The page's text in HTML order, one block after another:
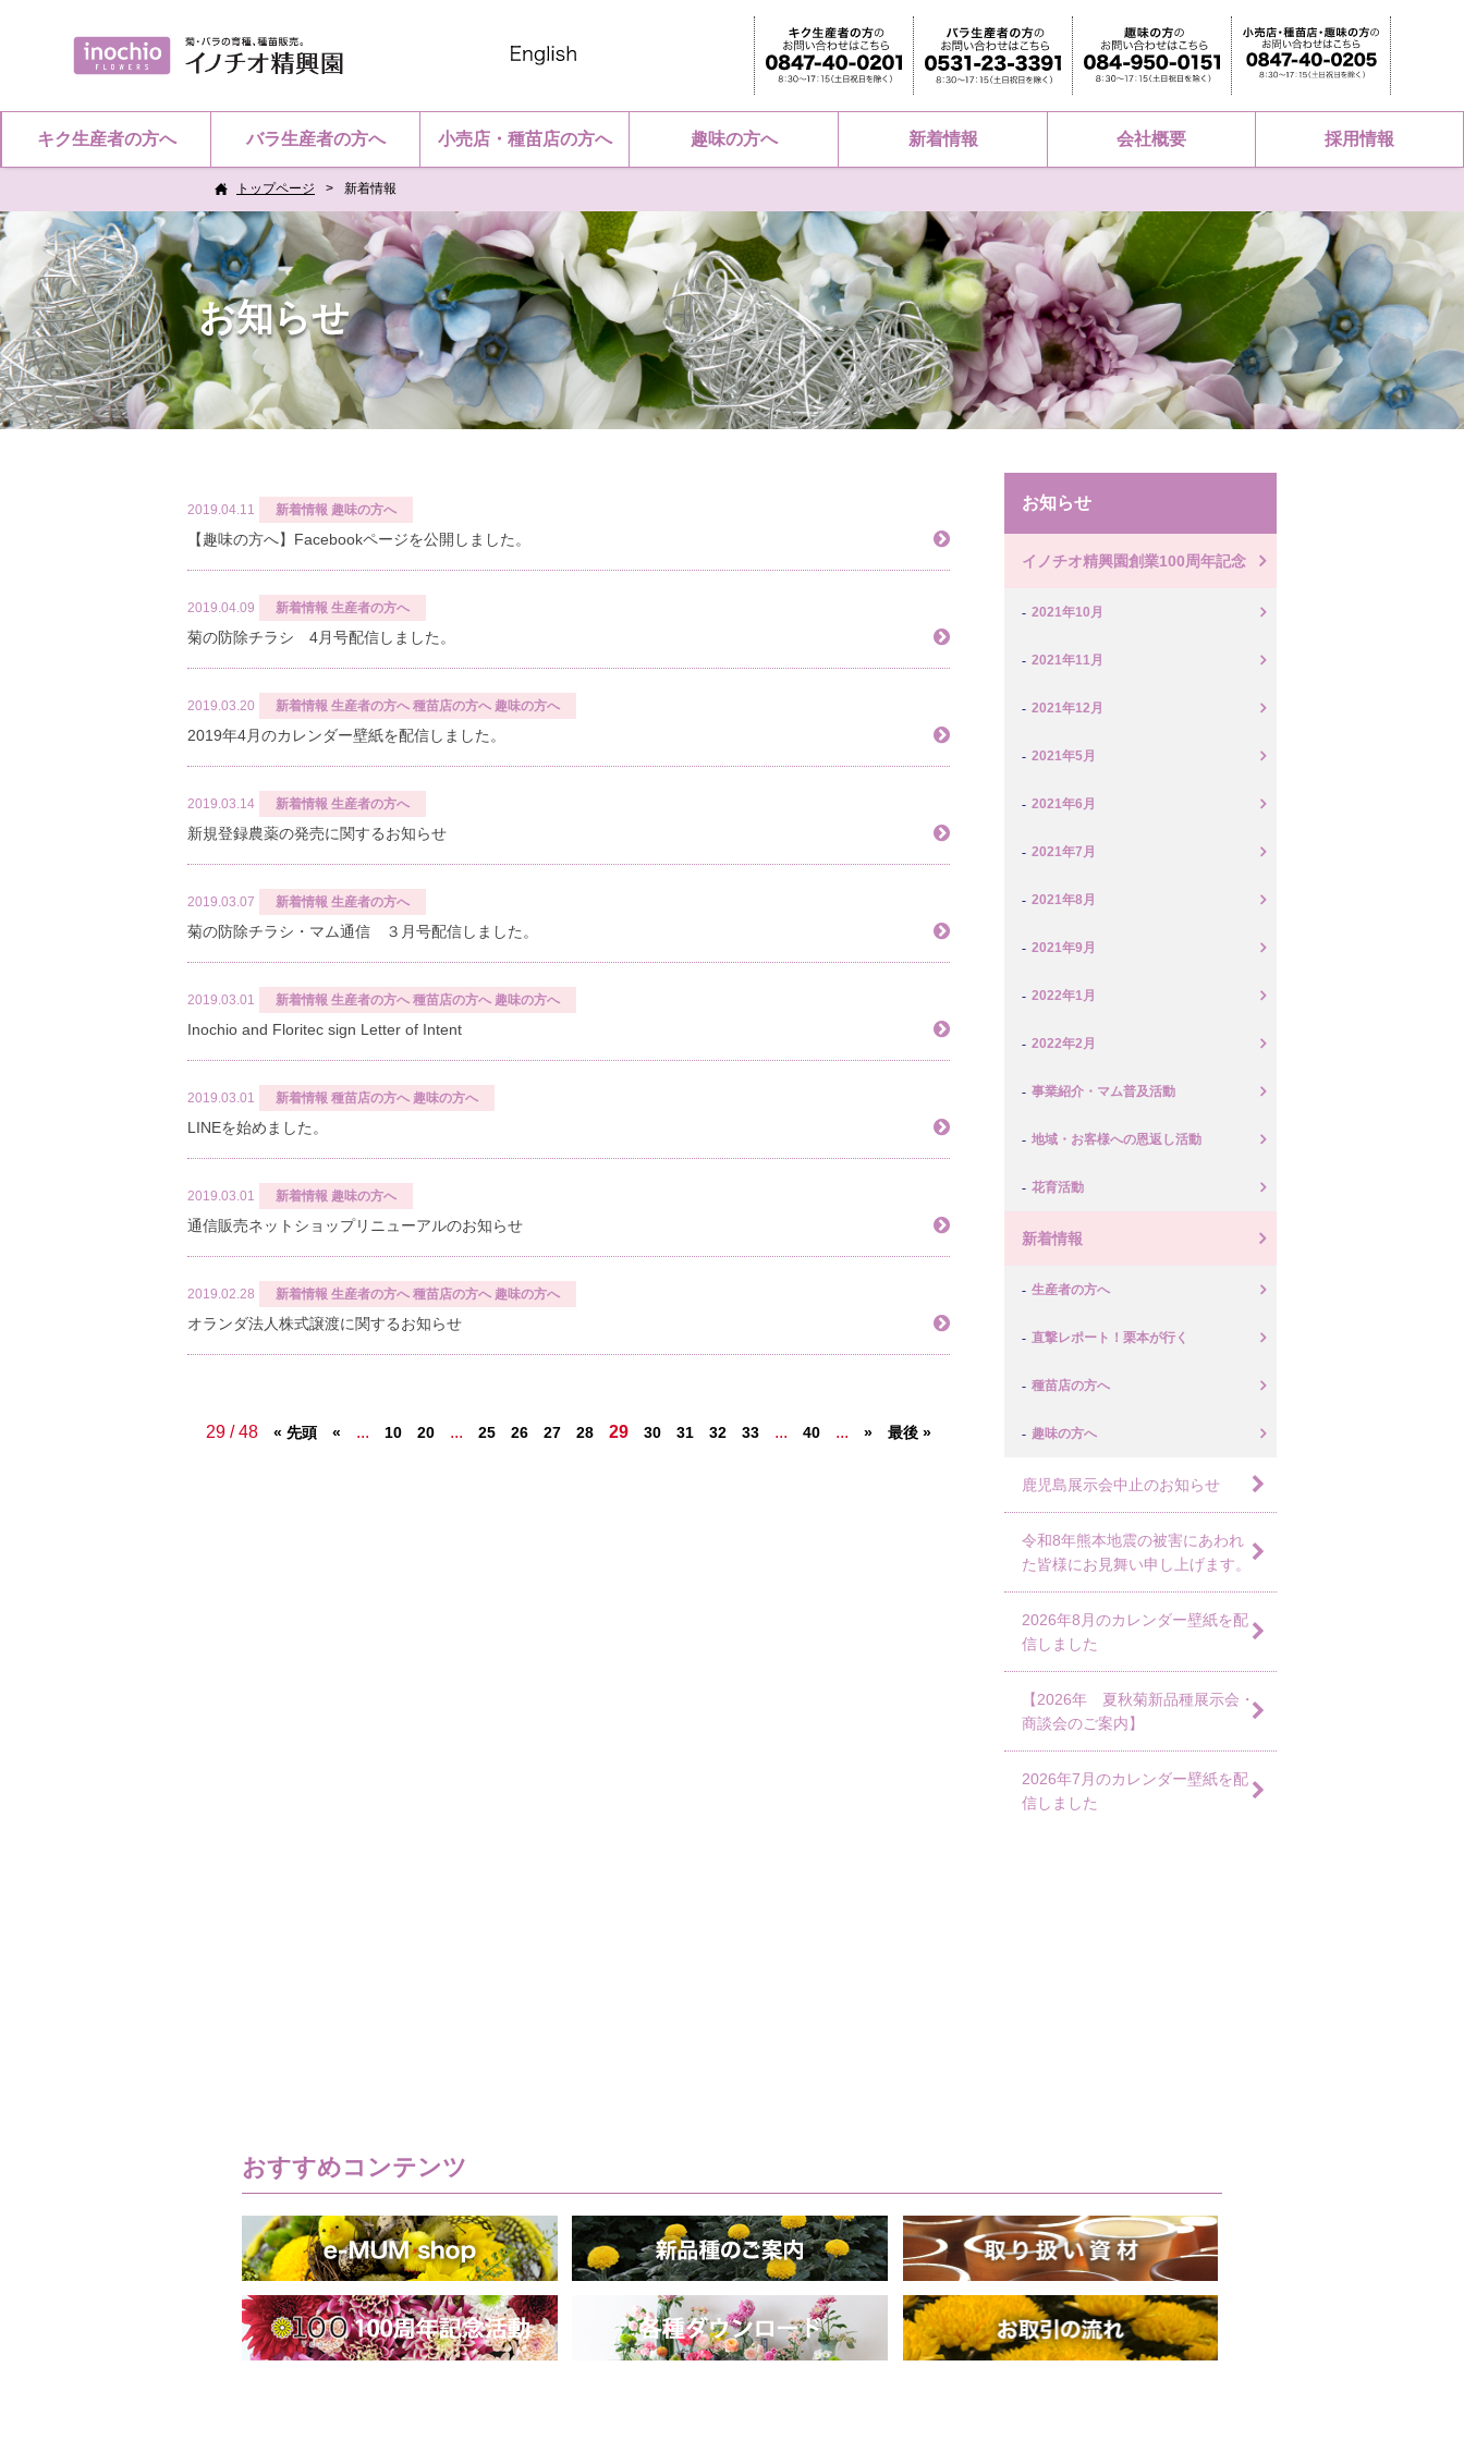
キク生産者の方へ バラ生産者の方へ 小売店・種苗店の方へ 趣味の方へ 新着情報 会社概要 採用情報
トップページ 新着情報
お知らせ
2019.04.11 新着情報 趣味の方へ
【趣味の方へ】Facebookページを公開しました。
2019.04.09 新着情報 生産者の方へ
菊の防除チラシ 4月号配信しました。
2019.03.20 新着情報 生産者の方へ 種苗店の方へ 趣味の方へ
2019年4月のカレンダー壁紙を配信しました。
2019.03.14 新着情報 生産者の方へ
新規登録農薬の発売に関するお知らせ
2019.03.07 新着情報 生産者の方へ
菊の防除チラシ・マム通信 ３月号配信しました。
2019.03.01 新着情報 生産者の方へ 種苗店の方へ 趣味の方へ
Inochio and Floritec sign Letter of Intent
2019.03.01 新着情報 種苗店の方へ 趣味の方へ
LINEを始めました。
2019.03.01 新着情報 趣味の方へ
通信販売ネットショップリニューアルのお知らせ
2019.02.28 新着情報 生産者の方へ 種苗店の方へ 趣味の方へ
オランダ法人株式譲渡に関するお知らせ
29 / 48 « 先頭 « ... 10 20 ... 25 26 27 28 29 30 31 32 33 ... 40 ... » 最後 »
お知らせ
イノチオ精興園創業100周年記念
2021年10月
2021年11月
2021年12月
2021年5月
2021年6月
2021年7月
2021年8月
2021年9月
2022年1月
2022年2月
事業紹介・マム普及活動
地域・お客様への恩返し活動
花育活動
新着情報
生産者の方へ
直撃レポート！栗本が行く
種苗店の方へ
趣味の方へ
鹿児島展示会中止のお知らせ
令和8年熊本地震の被害にあわれ
た皆様にお見舞い申し上げます。
2026年8月のカレンダー壁紙を配
信しました
【2026年 夏秋菊新品種展示会・
商談会のご案内】
2026年7月のカレンダー壁紙を配
信しました
おすすめコンテンツ